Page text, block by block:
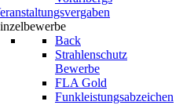
Back
Strahlenschutz
Bewerbe
FLA Gold
Funkleistungsabzeichen